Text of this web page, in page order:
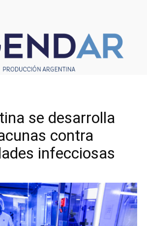
se desarrolla
contra
infecciosas